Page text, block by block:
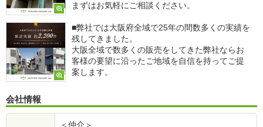
まずはお気軽にご相談ください。
■弊社では大阪府全域で25年の間数多くの実績を
残してきました。
大阪全域で数多くの販売をしてきた弊社ならお
客様の要望に沿ったご地域を自信を持ってご提
案します。
会社情報
＜仲介＞